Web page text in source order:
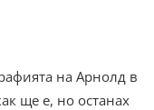
на Арнолд в
ще е, но останах